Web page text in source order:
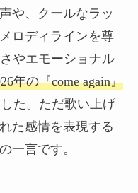
や、クールなラッ
ロディラインを尊
やエモーショナル
年の『come again』
た。ただ歌い上げ
た感情を表現する
一言です。